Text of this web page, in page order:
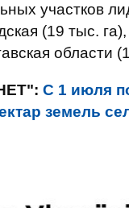
участков
(19 тыс.
области
С 1 июля
земель